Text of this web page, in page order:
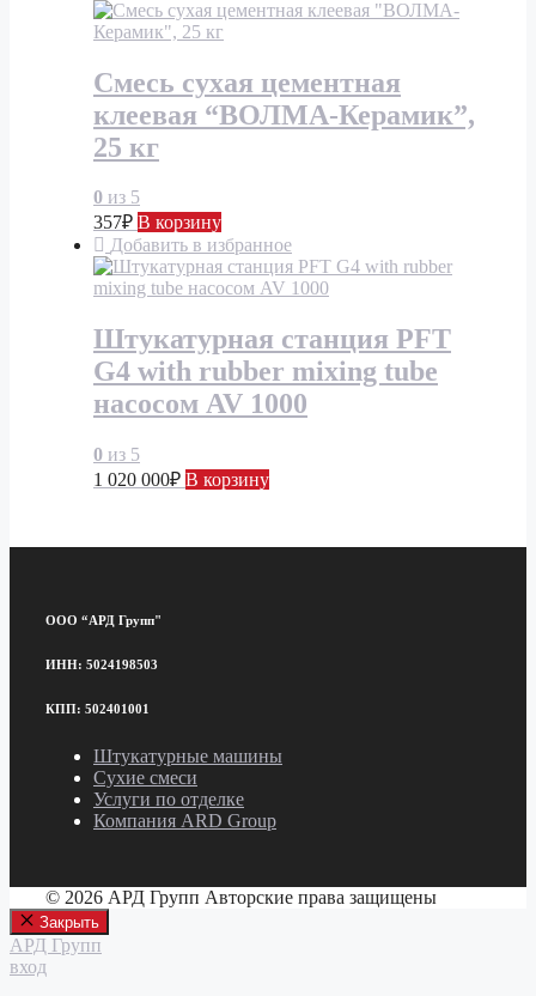
Смесь сухая цементная
клеевая “ВОЛМА-Керамик”,
25 кг
0 из 5
357₽ В корзину
Добавить в избранное
Штукатурная станция PFT
G4 with rubber mixing tube
насосом AV 1000
0 из 5
1 020 000₽ В корзину
ООО “АРД Групп"
ИНН: 5024198503
КПП: 502401001
Штукатурные машины
Сухие смеси
Услуги по отделке
Компания ARD Group
© 2026 АРД Групп Авторские права защищены
Закрыть
АРД Групп
вход